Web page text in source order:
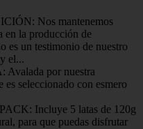
Nos mantenemos
en la producción de
es un testimonio de nuestro
el...
por nuestra
es seleccionado con esmero
Incluye 5 latas de 120g
para que puedas disfrutar